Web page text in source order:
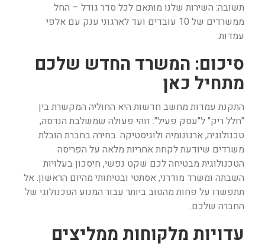
תשובה: השירות שלנו מותאם לכל סדר גודל – החל
ממשרדים של 10 עובדים ועד לארגוני ענק עם אלפי
עמדות.
סיכום: המשרד החדש שלכם
מתחיל כאן
התקנת עמדות מחשב חדשות היא החוליה המקשרת בין
"חלל ריק" ל"עסק פעיל". זוהי פעולה שמשלבת הנדסה,
טכנולוגיה, ארגונומיה ולוגיסטיקה. בחירה בחברת הובלת
משרדים שיודעת לקחת אחריות מלאה על הפריסה
הטכנולוגית מבטיחה לכם שקט נפשי, חיסכון בעלויות
השבתה ומשרד מודרני, אסתטי ובטיחותי מהיום הראשון. אל
תתפשרו על פחות מהטוב ביותר עבור המנוע הטכנולוגי של
החברה שלכם.
עדויות מלקוחות ממליצים